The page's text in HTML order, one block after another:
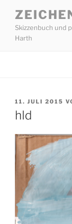
Inhalt
springen
Skizzenbuch und
Harth
AM
11. JULI 2015
hld